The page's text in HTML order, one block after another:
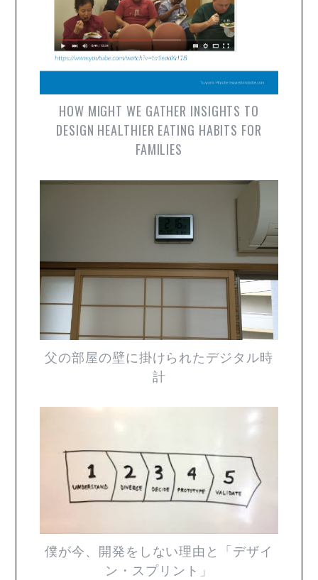
HOW MIGHT WE GATHER INSIGHTS TO
DESIGN HEALTHIER EATING HABITS FOR
FAMILIES
父の部屋の壁に掛けられたデジタル時
計
僕が今、開発をしない理由と「デザイ
ン・スプリント」